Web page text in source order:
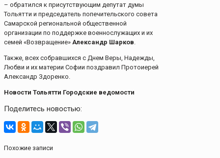
– обратился к присутствующим депутат думы
Тольятти и председатель попечительского совета
Самарской региональной общественной
организации по поддержке военнослужащих и их
семей «Возвращение» Александр Шарков.
Также, всех собравшихся с Днем Веры, Надежды,
Любви и их материи Софии поздравил Протоиерей
Александр Здоренко.
Новости Тольятти Городские ведомости
Поделитесь новостью:
Похожие записи